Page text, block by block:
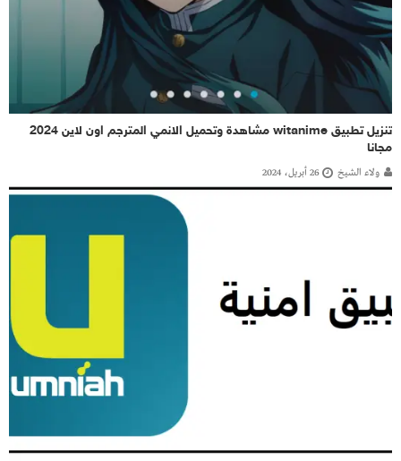
تنزيل تطبيق witanime مشاهدة وتحميل الانمي المترجم اون لاين 2024
مجانا
ولاء الشيخ 26 أبريل، 2024